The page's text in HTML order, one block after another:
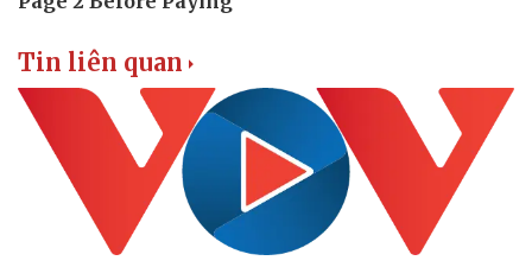
Vụ án
Tư vấn luật
Tin liên quan